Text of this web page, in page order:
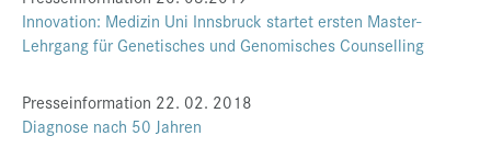
Innovation: Medizin Uni Innsbruck startet ersten Master-
Lehrgang für Genetisches und Genomisches Counselling
Presseinformation 22. 02. 2018
Diagnose nach 50 Jahren